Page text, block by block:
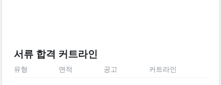
서류 합격 커트라인
유형 면적 공고 커트라인